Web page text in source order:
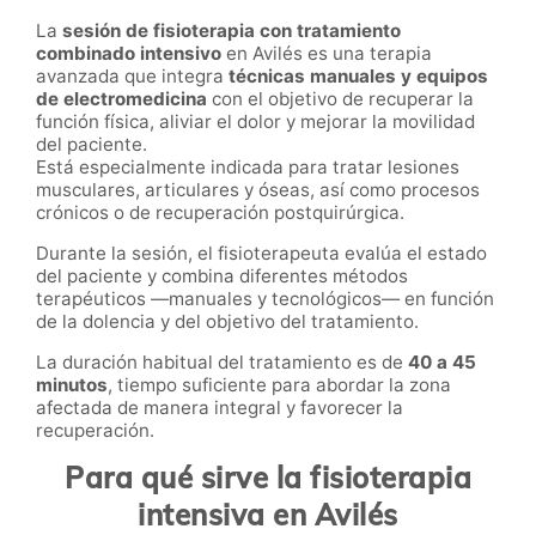
La sesión de fisioterapia con tratamiento
combinado intensivo en Avilés es una terapia
avanzada que integra técnicas manuales y equipos
de electromedicina con el objetivo de recuperar la
función física, aliviar el dolor y mejorar la movilidad
del paciente.
Está especialmente indicada para tratar lesiones
musculares, articulares y óseas, así como procesos
crónicos o de recuperación postquirúrgica.
Durante la sesión, el fisioterapeuta evalúa el estado
del paciente y combina diferentes métodos
terapéuticos —manuales y tecnológicos— en función
de la dolencia y del objetivo del tratamiento.
La duración habitual del tratamiento es de 40 a 45
minutos, tiempo suficiente para abordar la zona
afectada de manera integral y favorecer la
recuperación.
Para qué sirve la fisioterapia
intensiva en Avilés